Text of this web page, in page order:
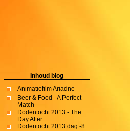
Inhoud blog
Animatiefilm Ariadne
Beer & Food - A Perfect
Match
Dodentocht 2013 - The
Day After
Dodentocht 2013 dag -8